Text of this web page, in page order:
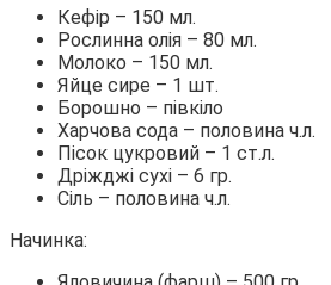
Кефір – 150 мл.
Рослинна олія – ​​80 мл.
Молоко – 150 мл.
Яйце сире – 1 шт.
Борошно – півкіло
Харчова сода – половина ч.л.
Пісок цукровий – 1 ст.л.
Дріжджі сухі – 6 гр.
Сіль – половина ч.л.
Начинка: